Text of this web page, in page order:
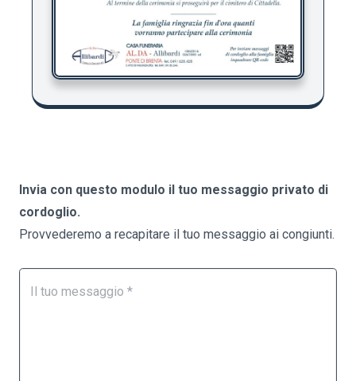
Invia con questo modulo il tuo messaggio privato di
cordoglio.
Provvederemo a recapitare il tuo messaggio ai congiunti.
un